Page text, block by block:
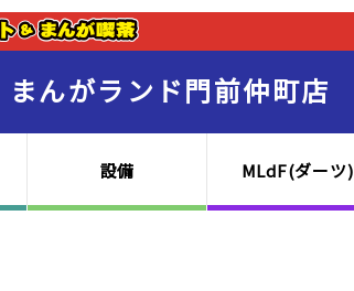
まんがランド門前仲町店
設備 MLdF(ダーツ)